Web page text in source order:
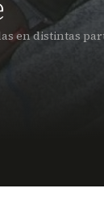
en distintas